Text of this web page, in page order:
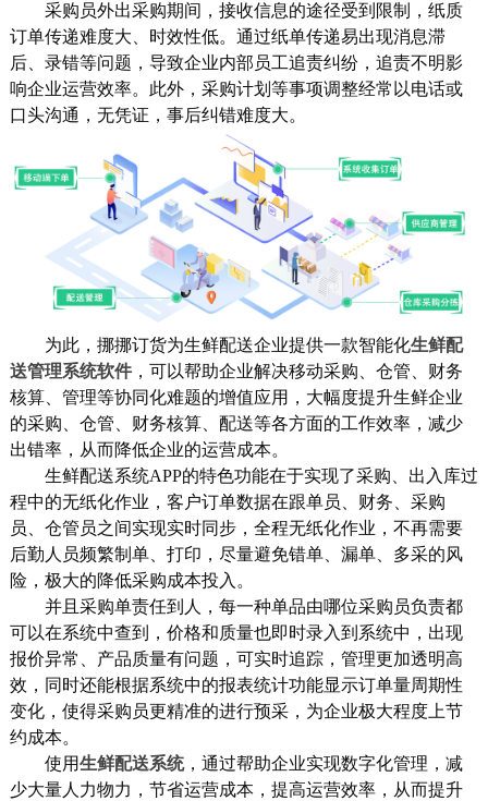
采购员外出采购期间，接收信息的途径受到限制，纸质
订单传递难度大、时效性低。通过纸单传递易出现消息滞
后、录错等问题，导致企业内部员工追责纠纷，追责不明影
响企业运营效率。此外，采购计划等事项调整经常以电话或
口头沟通，无凭证，事后纠错难度大。
为此，挪挪订货为生鲜配送企业提供一款智能化生鲜配
送管理系统软件，可以帮助企业解决移动采购、仓管、财务
核算、管理等协同化难题的增值应用，大幅度提升生鲜企业
的采购、仓管、财务核算、配送等各方面的工作效率，减少
出错率，从而降低企业的运营成本。
生鲜配送系统APP的特色功能在于实现了采购、出入库过
程中的无纸化作业，客户订单数据在跟单员、财务、采购
员、仓管员之间实现实时同步，全程无纸化作业，不再需要
后勤人员频繁制单、打印，尽量避免错单、漏单、多采的风
险，极大的降低采购成本投入。
并且采购单责任到人，每一种单品由哪位采购员负责都
可以在系统中查到，价格和质量也即时录入到系统中，出现
报价异常、产品质量有问题，可实时追踪，管理更加透明高
效，同时还能根据系统中的报表统计功能显示订单量周期性
变化，使得采购员更精准的进行预采，为企业极大程度上节
约成本。
使用生鲜配送系统，通过帮助企业实现数字化管理，减
少大量人力物力，节省运营成本，提高运营效率，从而提升